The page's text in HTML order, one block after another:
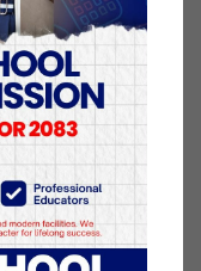
साटो नुन
घ्यूको साटो घ्यू र
राम्रो हुने उनले
सधै फाइँदा